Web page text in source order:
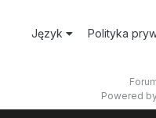
Język Polityka
Powered